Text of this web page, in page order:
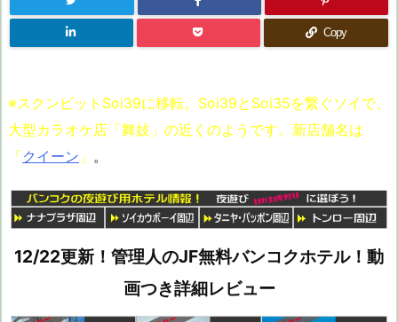
Copy
※スクンビットSoi39に移転。Soi39とSoi35を繋ぐソイで、
大型カラオケ店「舞妓」の近くのようです。新店舗名は
「クイーン 」 。
12/22更新！管理人のJF無料バンコクホテル！動
画つき詳細レビュー